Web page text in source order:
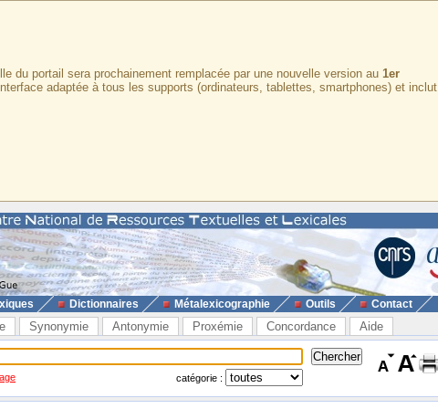
du portail sera prochainement remplacée par une nouvelle version au 1er
adaptée à tous les supports (ordinateurs, tablettes, smartphones) et inclut
Dictionnaires Métalexicographie Outils Contact
Synonymie Antonymie Proxémie Concordance Aide
catégorie :